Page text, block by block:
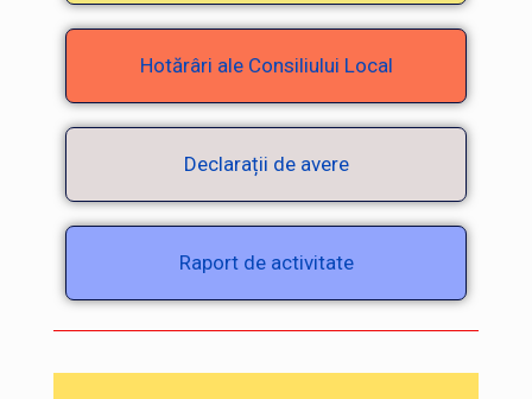
Hotărâri ale Consiliului Local
Declarații de avere
Raport de activitate